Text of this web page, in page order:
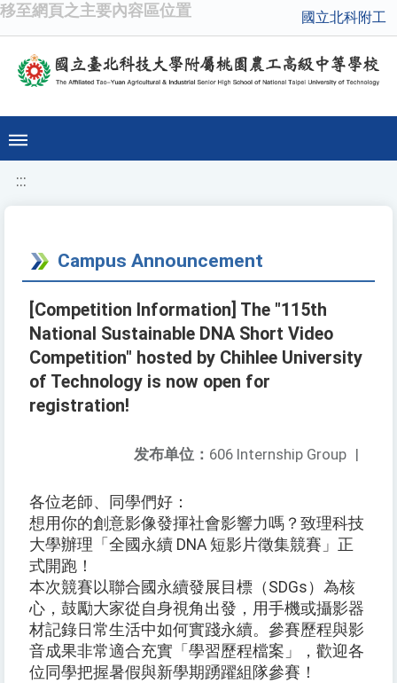
移至網頁之主要內容區位置 國立北科附工
:::
Campus Announcement
[Competition Information] The "115th
National Sustainable DNA Short Video
Competition" hosted by Chihlee University
of Technology is now open for
registration!
发布单位： 606 Internship Group |
各位老師、同學們好：
想用你的創意影像發揮社會影響力嗎？致理科技
大學辦理「全國永續 DNA 短影片徵集競賽」正
式開跑！
本次競賽以聯合國永續發展目標（SDGs）為核
心，鼓勵大家從自身視角出發，用手機或攝影器
材記錄日常生活中如何實踐永續。參賽歷程與影
音成果非常適合充實「學習歷程檔案」，歡迎各
位同學把握暑假與新學期踴躍組隊參賽！